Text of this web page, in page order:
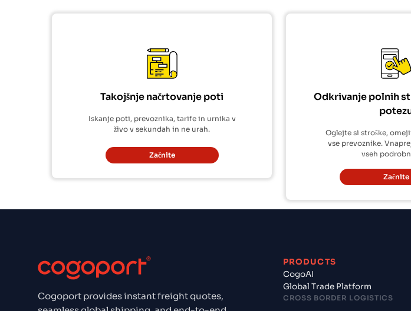
Takojšnje načrtovanje poti
Iskanje poti, prevoznika, tarife in urnika v
živo v sekundah in ne urah.
Začnite
Odkrivanje polnih
Oglejte si stroške,
vse prevoznike.
vseh
Začnite
Cogoport provides instant freight quotes,
PRODUCTS
CogoAI
Global Trade Platform
CROSS BORDER LOGISTICS